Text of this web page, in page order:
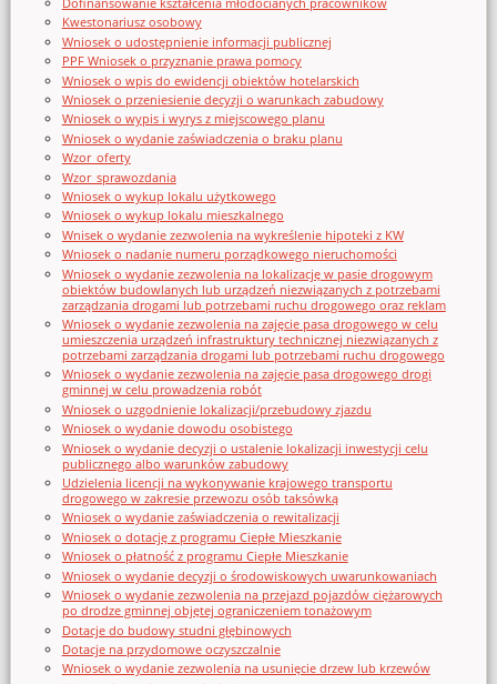
Kwestonariusz osobowy
Wniosek o udostępnienie informacji publicznej
PPF Wniosek o przyznanie prawa pomocy
Wniosek o wpis do ewidencji obiektów hotelarskich
Wniosek o przeniesienie decyzji o warunkach zabudowy
Wniosek o wypis i wyrys z miejscowego planu
Wniosek o wydanie zaświadczenia o braku planu
Wzor_oferty
Wzor_sprawozdania
Wniosek o wykup lokalu użytkowego
Wniosek o wykup lokalu mieszkalnego
Wnisek o wydanie zezwolenia na wykreślenie hipoteki z KW
Wniosek o nadanie numeru porządkowego nieruchomości
Wniosek o wydanie zezwolenia na lokalizację w pasie drogowym
obiektów budowlanych lub urządzeń niezwiązanych z potrzebami
zarządzania drogami lub potrzebami ruchu drogowego oraz reklam
Wniosek o wydanie zezwolenia na zajęcie pasa drogowego w celu
umieszczenia urządzeń infrastruktury technicznej niezwiązanych z
potrzebami zarządzania drogami lub potrzebami ruchu drogowego
Wniosek o wydanie zezwolenia na zajęcie pasa drogowego drogi
gminnej w celu prowadzenia robót
Wniosek o uzgodnienie lokalizacji/przebudowy zjazdu
Wniosek o wydanie dowodu osobistego
Wniosek o wydanie decyzji o ustalenie lokalizacji inwestycji celu
publicznego albo warunków zabudowy
Udzielenia licencji na wykonywanie krajowego transportu
drogowego w zakresie przewozu osób taksówką
Wniosek o wydanie zaświadczenia o rewitalizacji
Wniosek o dotację z programu Ciepłe Mieszkanie
Wniosek o płatność z programu Ciepłe Mieszkanie
Wniosek o wydanie decyzji o środowiskowych uwarunkowaniach
Wniosek o wydanie zezwolenia na przejazd pojazdów ciężarowych
po drodze gminnej objętej ograniczeniem tonażowym
Dotacje do budowy studni głębinowych
Dotacje na przydomowe oczyszczalnie
Wniosek o wydanie zezwolenia na usunięcie drzew lub krzewów